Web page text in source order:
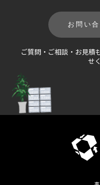
お問い
ご質問・ご相談・お見積
せ